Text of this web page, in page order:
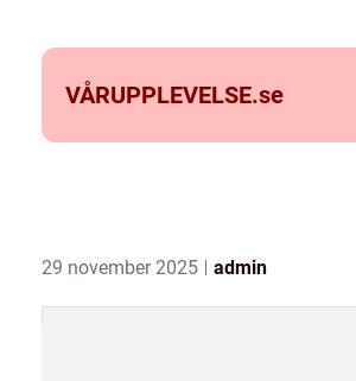
VÅRUPPLEVELSE.se
29 november 2025 admin